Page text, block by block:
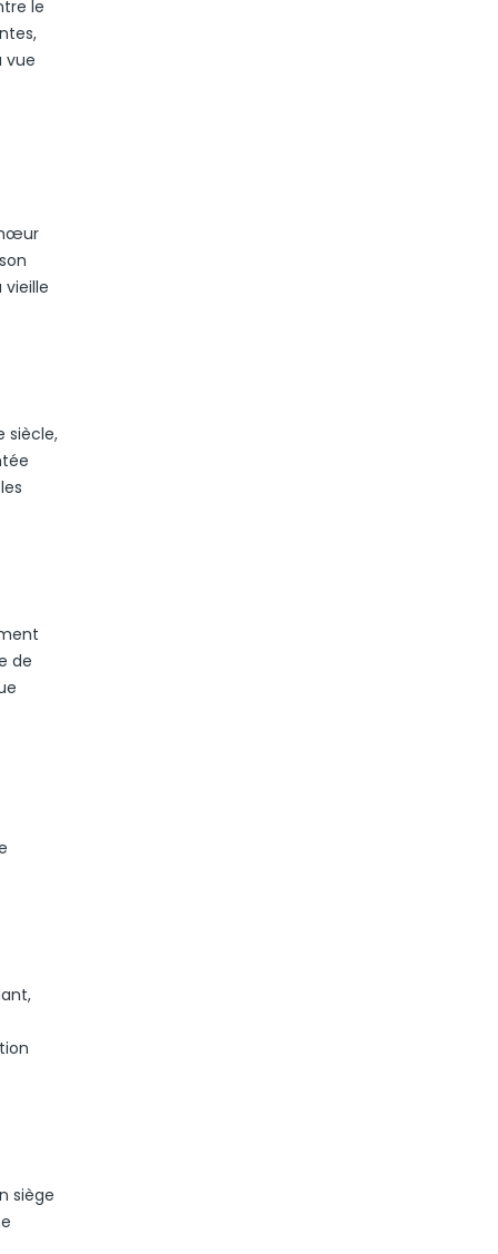
le
vue
siècle,
de
siège